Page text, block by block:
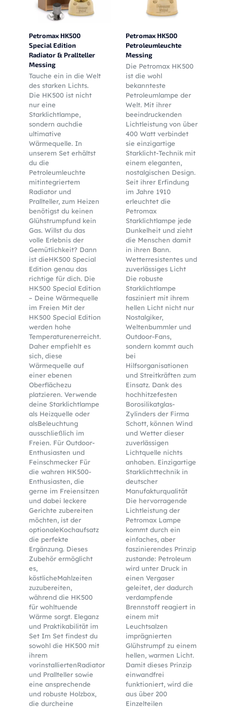
Petromax HK500
Special Edition
Radiator & Prallteller
Messing
Tauche ein in die Welt
des starken Lichts.
Die HK500 ist nicht
nur eine
Starklichtlampe,
sondern auchdie
ultimative
Wärmequelle. In
unserem Set erhältst
du die
Petroleumleuchte
mitintegriertem
Radiator und
Prallteller, zum Heizen
benötigst du keinen
Glühstrumpfund kein
Gas. Willst du das
volle Erlebnis der
Gemütlichkeit? Dann
ist dieHK500 Special
Edition genau das
richtige für dich. Die
HK500 Special Edition
– Deine Wärmequelle
im Freien Mit der
HK500 Special Edition
werden hohe
Temperaturenerreicht.
Daher empfiehlt es
sich, diese
Wärmequelle auf
einer ebenen
Oberflächezu
platzieren. Verwende
deine Starklichtlampe
als Heizquelle oder
alsBeleuchtung
ausschließlich im
Freien. Für Outdoor-
Enthusiasten und
Feinschmecker Für
die wahren HK500-
Enthusiasten, die
gerne im Freiensitzen
und dabei leckere
Gerichte zubereiten
möchten, ist der
optionaleKochaufsatz
die perfekte
Ergänzung. Dieses
Zubehör ermöglicht
es,
köstlicheMahlzeiten
zuzubereiten,
während die HK500
für wohltuende
Wärme sorgt. Eleganz
und Praktikabilität im
Set Im Set findest du
sowohl die HK500 mit
ihrem
vorinstalliertenRadiator
und Prallteller sowie
eine ansprechende
und robuste Holzbox,
die durcheine
Petromax HK500
Petroleumleuchte
Messing
Die Petromax HK500
ist die wohl
bekannteste
Petroleumlampe der
Welt. Mit ihrer
beeindruckenden
Lichtleistung von über
400 Watt verbindet
sie einzigartige
Starklicht-Technik mit
einem eleganten,
nostalgischen Design.
Seit ihrer Erfindung
im Jahre 1910
erleuchtet die
Petromax
Starklichtlampe jede
Dunkelheit und zieht
die Menschen damit
in ihren Bann.
Wetterresistentes und
zuverlässiges Licht
Die robuste
Starklichtlampe
fasziniert mit ihrem
hellen Licht nicht nur
Nostalgiker,
Weltenbummler und
Outdoor-Fans,
sondern kommt auch
bei
Hilfsorganisationen
und Streitkräften zum
Einsatz. Dank des
hochhitzefesten
Borosilikatglas-
Zylinders der Firma
Schott, können Wind
und Wetter dieser
zuverlässigen
Lichtquelle nichts
anhaben. Einzigartige
Starklichttechnik in
deutscher
Manufakturqualität
Die hervorragende
Lichtleistung der
Petromax Lampe
kommt durch ein
einfaches, aber
faszinierendes Prinzip
zustande: Petroleum
wird unter Druck in
einen Vergaser
geleitet, der dadurch
verdampfende
Brennstoff reagiert in
einem mit
Leuchtsalzen
imprägnierten
Glühstrumpf zu einem
hellen, warmen Licht.
Damit dieses Prinzip
einwandfrei
funktioniert, wird die
aus über 200
Einzelteilen